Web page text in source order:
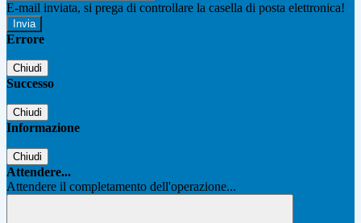
E-mail inviata, si prega di controllare la casella di posta elettronica!
Errore
Chiudi
Successo
Chiudi
Informazione
Chiudi
Attendere...
Attendere il completamento dell'operazione...